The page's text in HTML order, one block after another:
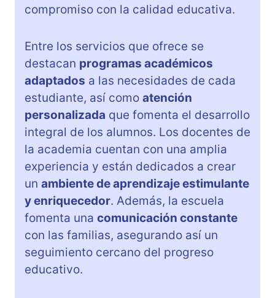
compromiso con la calidad educativa.
Entre los servicios que ofrece se
destacan programas académicos
adaptados a las necesidades de cada
estudiante, así como atención
personalizada que fomenta el desarrollo
integral de los alumnos. Los docentes de
la academia cuentan con una amplia
experiencia y están dedicados a crear
un ambiente de aprendizaje estimulante
y enriquecedor. Además, la escuela
fomenta una comunicación constante
con las familias, asegurando así un
seguimiento cercano del progreso
educativo.